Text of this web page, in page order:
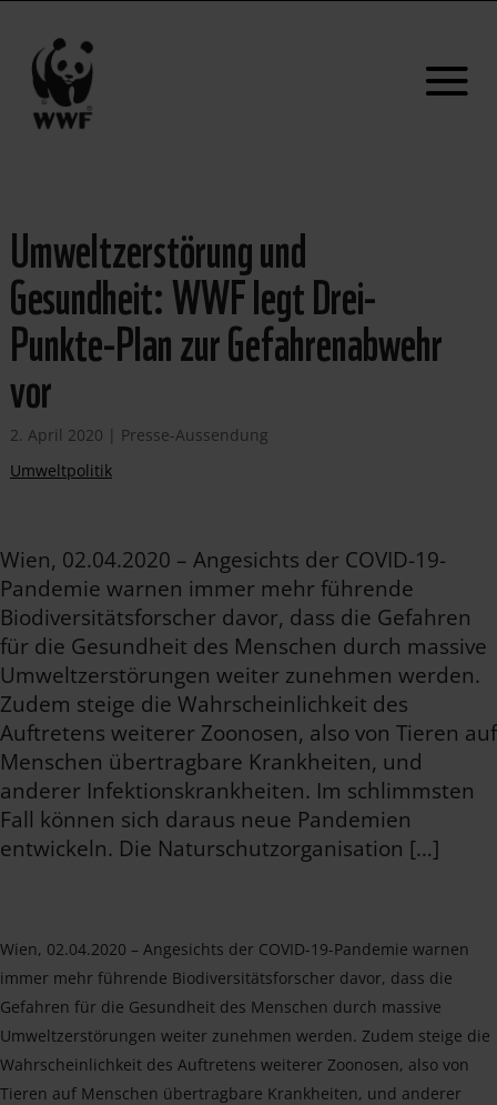
Umweltzerstörung und
Gesundheit: WWF legt Drei-
Punkte-Plan zur Gefahrenabwehr
vor
2. April 2020 | Presse-Aussendung
Umweltpolitik
Wien, 02.04.2020 – Angesichts der COVID-19-
Pandemie warnen immer mehr führende
Biodiversitätsforscher davor, dass die Gefahren
für die Gesundheit des Menschen durch massive
Umweltzerstörungen weiter zunehmen werden.
Zudem steige die Wahrscheinlichkeit des
Auftretens weiterer Zoonosen, also von Tieren auf
Menschen übertragbare Krankheiten, und
anderer Infektionskrankheiten. Im schlimmsten
Fall können sich daraus neue Pandemien
entwickeln. Die Naturschutzorganisation […]
Wien, 02.04.2020 – Angesichts der COVID-19-Pandemie warnen
immer mehr führende Biodiversitätsforscher davor, dass die
Gefahren für die Gesundheit des Menschen durch massive
Umweltzerstörungen weiter zunehmen werden. Zudem steige die
Wahrscheinlichkeit des Auftretens weiterer Zoonosen, also von
Tieren auf Menschen übertragbare Krankheiten, und anderer